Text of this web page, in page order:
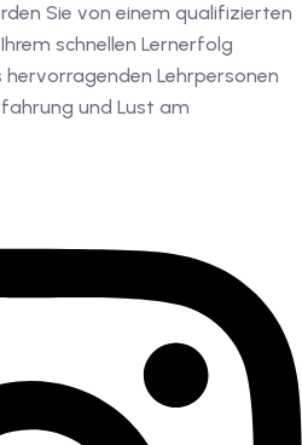
Sie von einem qualifizierten
schnellen Lernerfolg
Lehrpersonen
und Lust am